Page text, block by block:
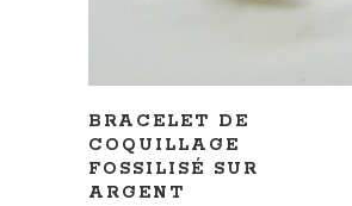
BRACELET DE
COQUILLAGE
FOSSILISÉ SUR
ARGENT